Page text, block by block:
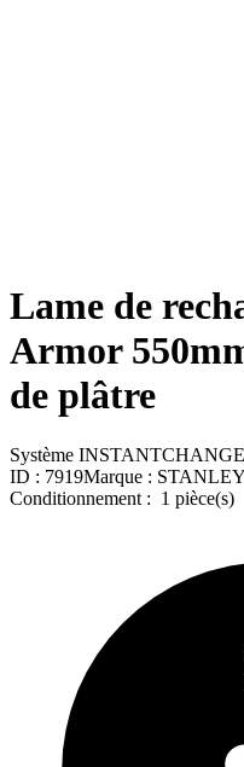
Lame de
Armor
de plâtre
Système
ID : 7919Marque : STANLEY
Conditionnement : 1 pièce(s)